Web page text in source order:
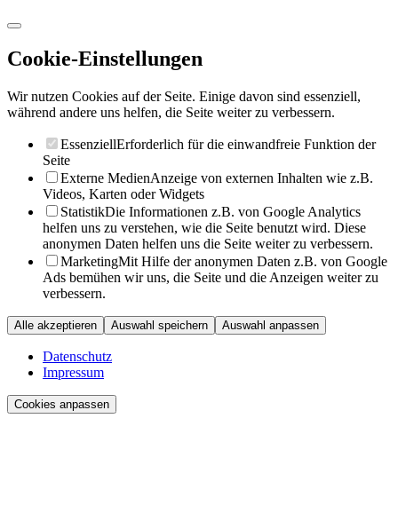
Cookie-Einstellungen
Wir nutzen Cookies auf der Seite. Einige davon sind essenziell,
während andere uns helfen, die Seite weiter zu verbessern.
EssenziellErforderlich für die einwandfreie Funktion der
Seite
Externe MedienAnzeige von externen Inhalten wie z.B.
Videos, Karten oder Widgets
StatistikDie Informationen z.B. von Google Analytics
helfen uns zu verstehen, wie die Seite benutzt wird. Diese
anonymen Daten helfen uns die Seite weiter zu verbessern.
MarketingMit Hilfe der anonymen Daten z.B. von Google
Ads bemühen wir uns, die Seite und die Anzeigen weiter zu
verbessern.
Alle akzeptieren Auswahl speichern Auswahl anpassen
Datenschutz
Impressum
Cookies anpassen